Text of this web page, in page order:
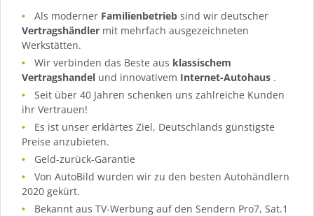
Als moderner Familienbetrieb sind wir deutscher
Vertragshändler mit mehrfach ausgezeichneten
Werkstätten.
Wir verbinden das Beste aus klassischem
Vertragshandel und innovativem Internet-Autohaus .
Seit über 40 Jahren schenken uns zahlreiche Kunden
ihr Vertrauen!
Es ist unser erklärtes Ziel, Deutschlands günstigste
Preise anzubieten.
Geld-zurück-Garantie
Von AutoBild wurden wir zu den besten Autohändlern
2020 gekürt.
Bekannt aus TV-Werbung auf den Sendern Pro7, Sat.1